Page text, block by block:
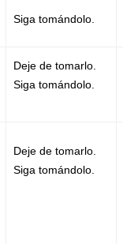
Siga tomándolo.
Deje de tomarlo.
Siga tomándolo.
Deje de tomarlo.
Siga tomándolo.